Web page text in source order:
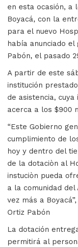
en esta ocasión, a
Boyacá, con la
para el nuevo
había anunciado
Pabón, el pasado
A partir de este
institución
de asistencia,
acerca a los $900
“Este Gobierno
cumplimiento de
hoy y dentro del
de la dotaciòn al
instuciòn pueda
a la comunidad del
vez más a
Ortiz Pabón
La dotación
permitirá al